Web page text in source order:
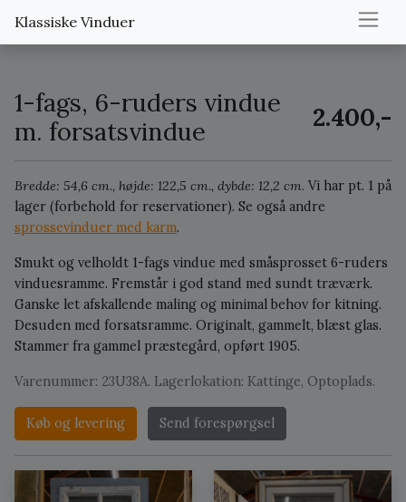
Klassiske Vinduer
1-fags, 6-ruders vindue
m. forsatsvindue
2.400,-
Bredde: 54,6 cm., højde: 122,5 cm., dybde: 12,2 cm. Vi har pt. 1 på
lager (forbehold for reservationer). Se også andre
sprossevinduer med karm.
Smukt og velholdt 1-fags vindue med småsprosset 6-ruders
vinduesramme. Fremstår i god stand med sundt træværk.
Ganske let afskallende maling og minimal behov for kitning.
Desuden med forsatsramme. Originalt, gammelt, blæst glas.
Stammer fra gammel præstegård, opført 1905.
Varenummer: 23U38A. Lagerlokation: Kattinge, Optoplads.
Køb og levering Send forespørgsel